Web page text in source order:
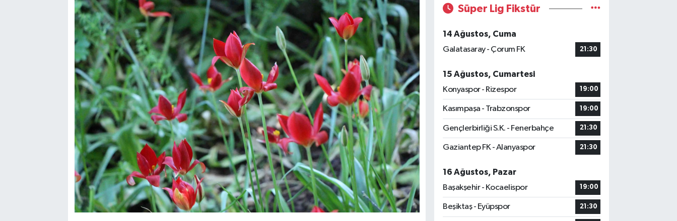
Süper Lig Fikstür
14 Ağustos, Cuma
Galatasaray - Çorum FK
21:30
15 Ağustos, Cumartesi
Konyaspor - Rizespor
19:00
Kasımpaşa - Trabzonspor 19:00
Gençlerbirliği S.K. - Fenerbahçe 21:30
Gaziantep FK - Alanyaspor 21:30
16 Ağustos, Pazar
Başakşehir - Kocaelispor
19:00
Beşiktaş - Eyüpspor 21:30